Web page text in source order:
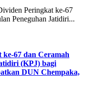
Peringkat ke-67
Peneguhan Jatidiri...
67 dan Ceramah
(KPJ) bagi
DUN Chempaka,